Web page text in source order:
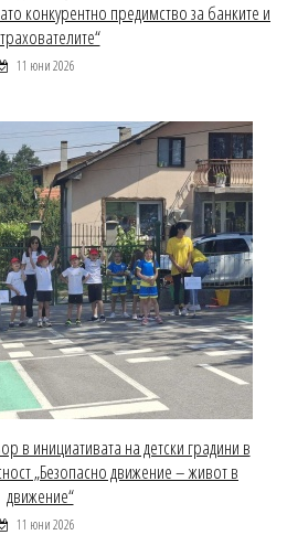
конкурентно предимство за банките и
11 юни 2026
в инициативата на детски градини в
„Безопасно движение – живот в
движение“
11 юни 2026